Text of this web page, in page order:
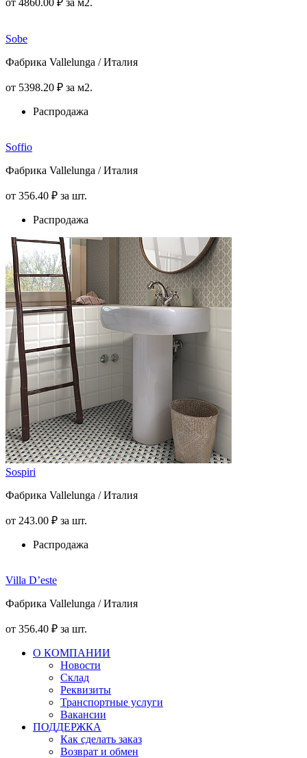
Sobe
Фабрика Vallelunga / Италия
от 5398.20 ₽ за м2.
Распродажа
Soffio
Фабрика Vallelunga / Италия
от 356.40 ₽ за шт.
Распродажа
Sospiri
Фабрика Vallelunga / Италия
от 243.00 ₽ за шт.
Распродажа
Villa D’este
Фабрика Vallelunga / Италия
от 356.40 ₽ за шт.
О КОМПАНИИ
Новости
Склад
Реквизиты
Транспортные услуги
Вакансии
ПОДДЕРЖКА
Как сделать заказ
Возврат и обмен